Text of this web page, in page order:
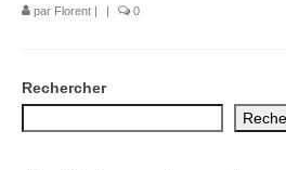
1505 à 1589
1595 à 1693
par Florent | | 0
Rechercher